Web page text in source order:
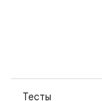
Тесты